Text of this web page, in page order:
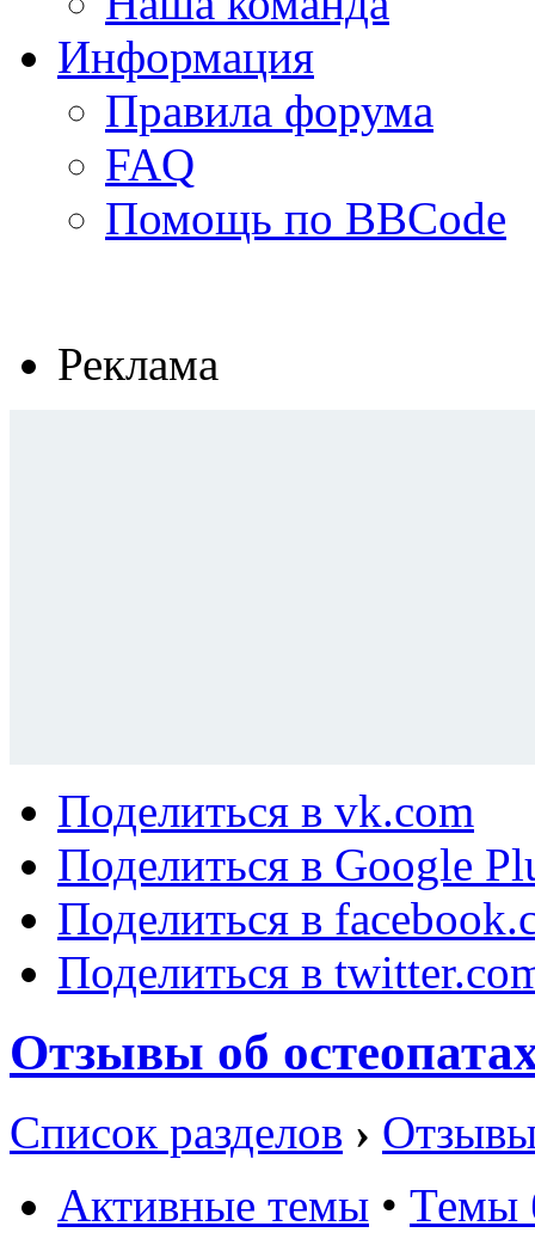
Информация
Правила форума
FAQ
Помощь по BBCode
Реклама
Поделиться в vk.com
Поделиться в Google
Поделиться в
Поделиться в
Отзывы об
Список разделов ›
Активные темы • Темы